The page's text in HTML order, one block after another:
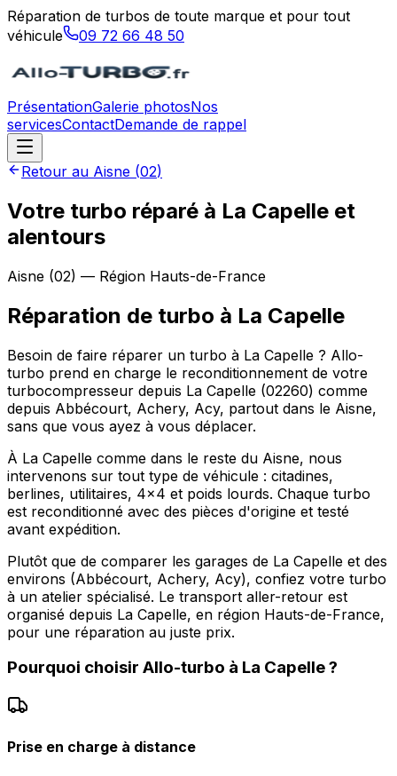
Réparation de turbos de toute marque et pour tout
véhicule
09 72 66 48 50
PrésentationGalerie photosNos
servicesContactDemande de rappel
Retour au Aisne (02)
Votre turbo réparé à La Capelle et
alentours
Aisne (02) — Région Hauts-de-France
Réparation de turbo à La Capelle
Besoin de faire réparer un turbo à La Capelle ? Allo-
turbo prend en charge le reconditionnement de votre
turbocompresseur depuis La Capelle (02260) comme
depuis Abbécourt, Achery, Acy, partout dans le Aisne,
sans que vous ayez à vous déplacer.
À La Capelle comme dans le reste du Aisne, nous
intervenons sur tout type de véhicule : citadines,
berlines, utilitaires, 4x4 et poids lourds. Chaque turbo
est reconditionné avec des pièces d'origine et testé
avant expédition.
Plutôt que de comparer les garages de La Capelle et des
environs (Abbécourt, Achery, Acy), confiez votre turbo
à un atelier spécialisé. Le transport aller-retour est
organisé depuis La Capelle, en région Hauts-de-France,
pour une réparation au juste prix.
Pourquoi choisir Allo-turbo à La Capelle?
Prise en charge à distance